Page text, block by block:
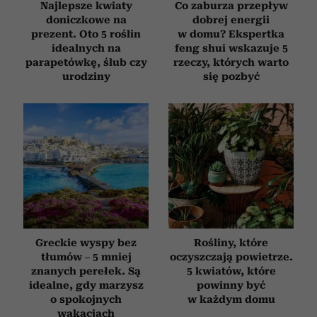
Najlepsze kwiaty
doniczkowe na
prezent. Oto 5 roślin
idealnych na
parapetówkę, ślub czy
urodziny
Co zaburza przepływ
dobrej energii
w domu? Ekspertka
feng shui wskazuje 5
rzeczy, których warto
się pozbyć
Greckie wyspy bez
tłumów – 5 mniej
znanych perełek. Są
idealne, gdy marzysz
o spokojnych
wakacjach
Rośliny, które
oczyszczają powietrze.
5 kwiatów, które
powinny być
w każdym domu